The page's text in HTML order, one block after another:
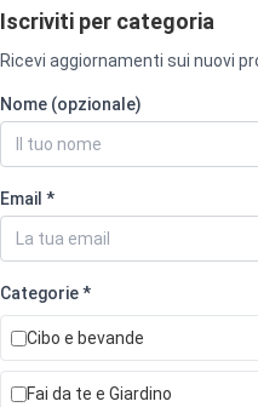
Iscriviti per categoria
Ricevi aggiornamenti sui nuovi
Nome (opzionale)
Email *
Categorie *
Cibo e bevande
Fai da te e Giardino